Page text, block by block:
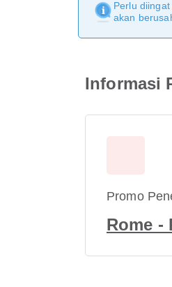
Perlu
akan
Informasi
Promo
Rome -